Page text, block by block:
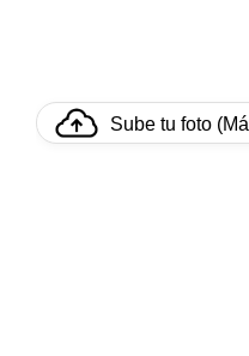
Sube tu foto